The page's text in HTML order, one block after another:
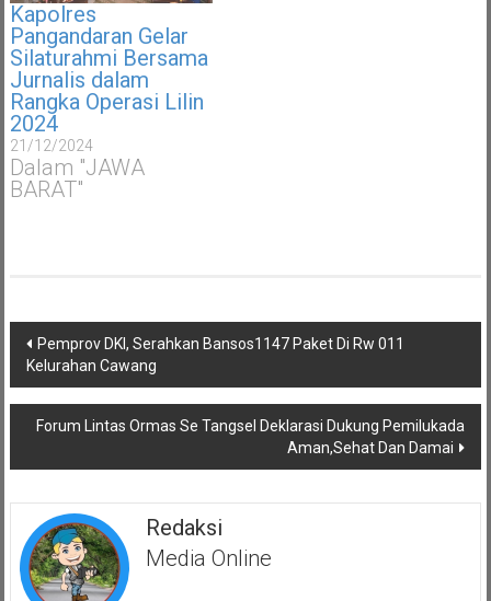
Kapolres
Pangandaran Gelar
Silaturahmi Bersama
Jurnalis dalam
Rangka Operasi Lilin
2024
21/12/2024
Dalam "JAWA
BARAT"
Navigasi
pos
Pemprov DKI, Serahkan Bansos1147 Paket Di Rw 011
Kelurahan Cawang
Forum Lintas Ormas Se Tangsel Deklarasi Dukung Pemilukada
Aman,Sehat Dan Damai
Redaksi
Media Online